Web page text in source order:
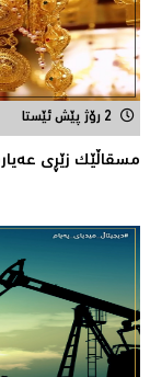
2 رۆژ پێش ئێستا
مسقاڵێک زێڕی عەیارە 21 بە 930 هەزار